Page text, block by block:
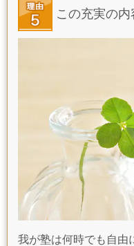
この充実の
我が塾は何時でも自由